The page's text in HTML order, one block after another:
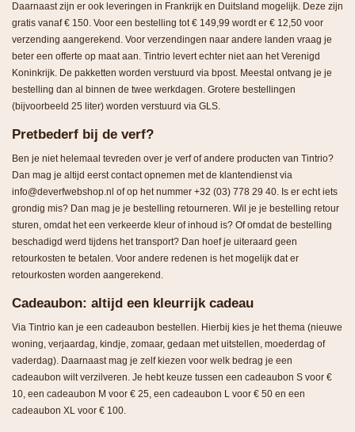
Daarnaast zijn er ook leveringen in Frankrijk en Duitsland mogelijk. Deze zijn
gratis vanaf € 150. Voor een bestelling tot € 149,99 wordt er € 12,50 voor
verzending aangerekend. Voor verzendingen naar andere landen vraag je
beter een offerte op maat aan. Tintrio levert echter niet aan het Verenigd
Koninkrijk. De pakketten worden verstuurd via bpost. Meestal ontvang je je
bestelling dan al binnen de twee werkdagen. Grotere bestellingen
(bijvoorbeeld 25 liter) worden verstuurd via GLS.
Pretbederf bij de verf?
Ben je niet helemaal tevreden over je verf of andere producten van Tintrio?
Dan mag je altijd eerst contact opnemen met de klantendienst via
info@deverfwebshop.nl of op het nummer +32 (03) 778 29 40. Is er echt iets
grondig mis? Dan mag je je bestelling retourneren. Wil je je bestelling retour
sturen, omdat het een verkeerde kleur of inhoud is? Of omdat de bestelling
beschadigd werd tijdens het transport? Dan hoef je uiteraard geen
retourkosten te betalen. Voor andere redenen is het mogelijk dat er
retourkosten worden aangerekend.
Cadeaubon: altijd een kleurrijk cadeau
Via Tintrio kan je een cadeaubon bestellen. Hierbij kies je het thema (nieuwe
woning, verjaardag, kindje, zomaar, gedaan met uitstellen, moederdag of
vaderdag). Daarnaast mag je zelf kiezen voor welk bedrag je een
cadeaubon wilt verzilveren. Je hebt keuze tussen een cadeaubon S voor €
10, een cadeaubon M voor € 25, een cadeaubon L voor € 50 en een
cadeaubon XL voor € 100.